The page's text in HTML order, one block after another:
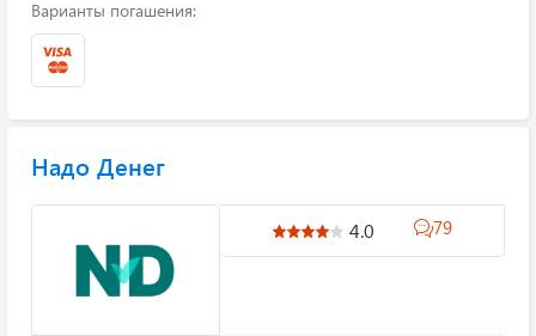
Варианты погашения:
Надо Денег
4.0 79